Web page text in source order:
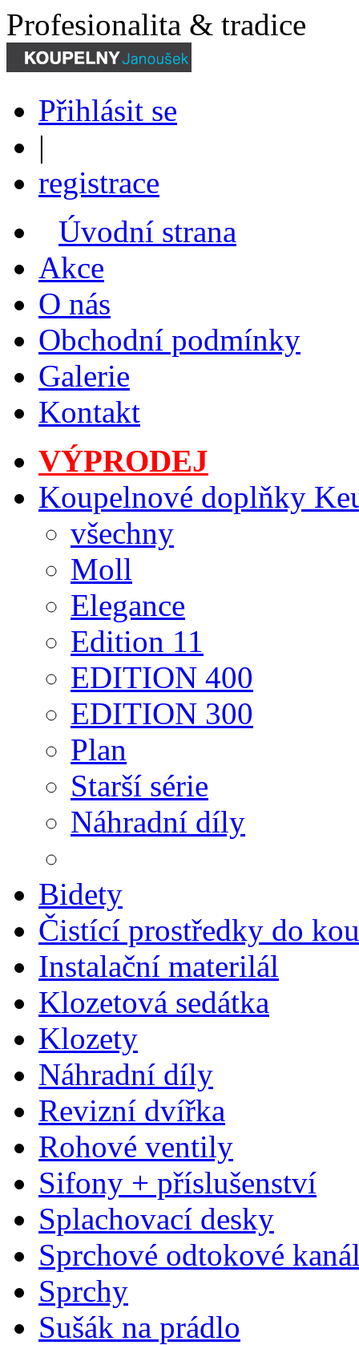
Profesionalita & tradice
Přihlásit se
|
registrace
Úvodní strana
Akce
O nás
Obchodní podmínky
Galerie
Kontakt
VÝPRODEJ
Koupelnové doplňky
všechny
Moll
Elegance
Edition 11
EDITION 400
EDITION 300
Plan
Starší série
Náhradní díly
Bidety
Čistící prostředky do
Instalační materilál
Klozetová sedátka
Klozety
Náhradní díly
Revizní dvířka
Rohové ventily
Sifony + příslušenství
Splachovací desky
Sprchové odtokové
Sprchy
Sušák na prádlo